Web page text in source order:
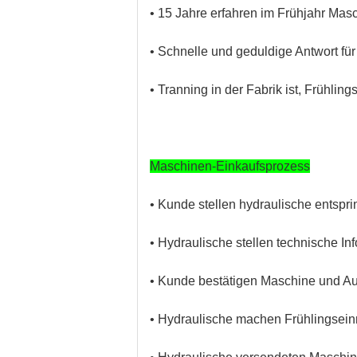
• 15 Jahre erfahren im Frühjahr
• Schnelle und geduldige Antwort
• Tranning in der Fabrik ist,
Maschinen-Einkaufsprozess
• Kunde stellen hydraulische
• Hydraulische stellen technische
• Kunde bestätigen Maschine und
• Hydraulische machen